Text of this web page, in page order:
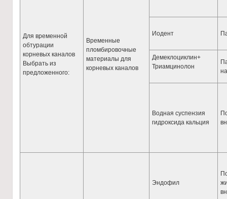
Для временной
обтурации
корневых каналов
Выбрать из
предложенного:
Временные
пломбировочные
материалы для
корневых каналов
Иодент
Демеклоциклин+
Триамцинолон
Водная суспензия
гидроксида кальция
Эндофил